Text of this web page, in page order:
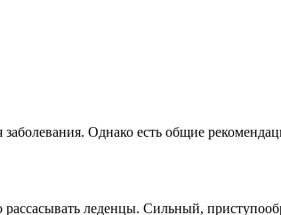
Однако есть общие
леденцы. Сильный,